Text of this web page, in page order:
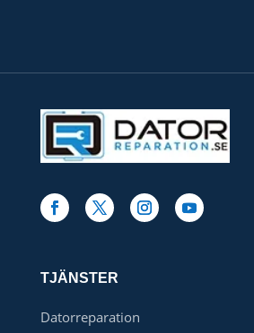
TJÄNSTER
Datorreparation